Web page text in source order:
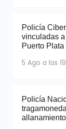
Policía
vinculadas
Puerto
5 Ago a las
Policía